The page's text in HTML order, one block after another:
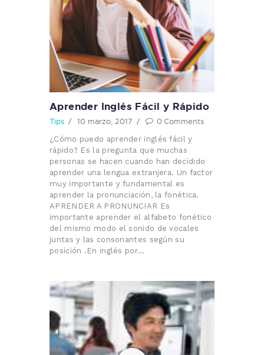
Aprender Inglés Fácil y Rápido
Tips 10 marzo, 2017 0 Comments
¿Cómo puedo aprender inglés fácil y
rápido? Es la pregunta que muchas
personas se hacen cuando han decidido
aprender una lengua extranjera. Un factor
muy importante y fundamental es
aprender la pronunciación, la fonética.
APRENDER A PRONUNCIAR Es
importante aprender el alfabeto fonético
del mismo modo el sonido de vocales
juntas y las consonantes según su
posición .En inglés por…